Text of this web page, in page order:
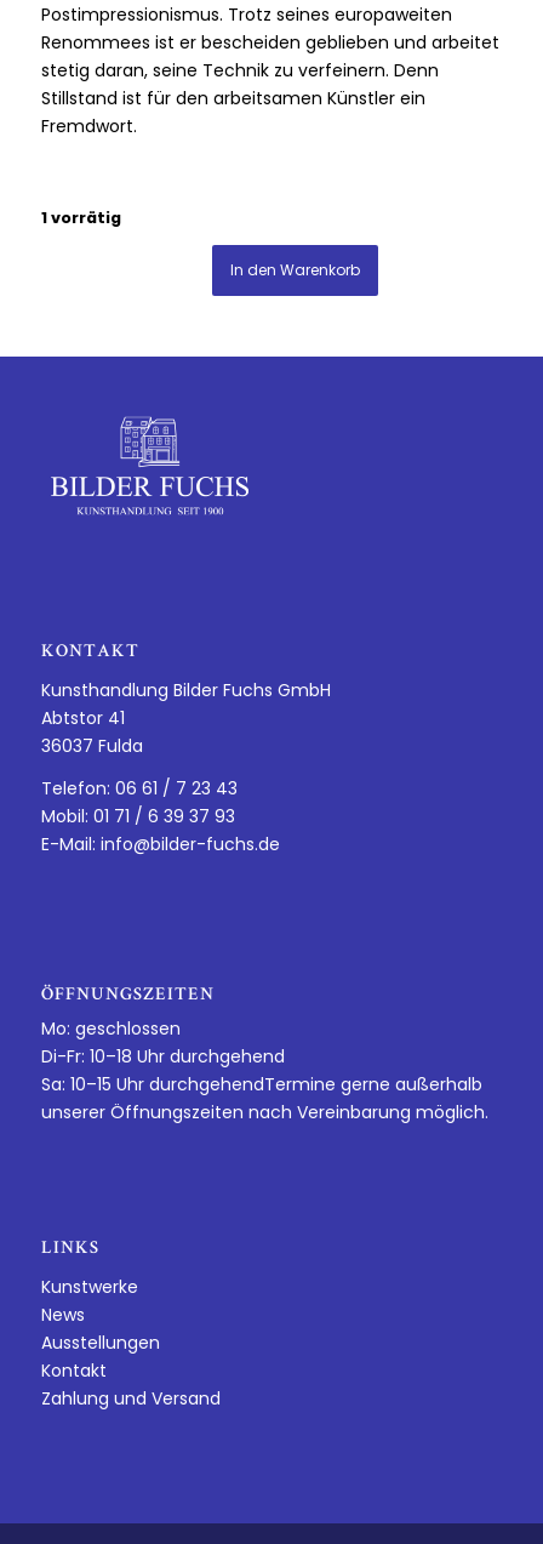
Postimpressionismus. Trotz seines europaweiten
Renommees ist er bescheiden geblieben und arbeitet
stetig daran, seine Technik zu verfeinern. Denn
Stillstand ist für den arbeitsamen Künstler ein
Fremdwort.
1 vorrätig
In den Warenkorb
KONTAKT
Kunsthandlung Bilder Fuchs GmbH
Abtstor 41
36037 Fulda
Telefon: 06 61 / 7 23 43
Mobil: 01 71 / 6 39 37 93
E-Mail: info@bilder-fuchs.de
ÖFFNUNGSZEITEN
Mo: geschlossen
Di-Fr: 10–18 Uhr durchgehend
Sa: 10–15 Uhr durchgehendTermine gerne außerhalb
unserer Öffnungszeiten nach Vereinbarung möglich.
LINKS
Kunstwerke
News
Ausstellungen
Kontakt
Zahlung und Versand